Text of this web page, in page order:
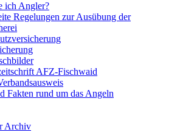
ich Angler?
Regelungen zur Ausübung der
AFZ-Fischwaid
Fakten rund um das Angeln
Archiv